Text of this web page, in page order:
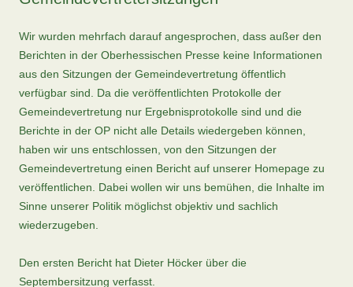
Wir wurden mehrfach darauf angesprochen, dass außer den
Berichten in der Oberhessischen Presse keine Informationen
aus den Sitzungen der Gemeindevertretung öffentlich
verfügbar sind. Da die veröffentlichten Protokolle der
Gemeindevertretung nur Ergebnisprotokolle sind und die
Berichte in der OP nicht alle Details wiedergeben können,
haben wir uns entschlossen, von den Sitzungen der
Gemeindevertretung einen Bericht auf unserer Homepage zu
veröffentlichen. Dabei wollen wir uns bemühen, die Inhalte im
Sinne unserer Politik möglichst objektiv und sachlich
wiederzugeben.
Den ersten Bericht hat Dieter Höcker über die
Septembersitzung verfasst.